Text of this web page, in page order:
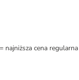
najniższa cena regularna